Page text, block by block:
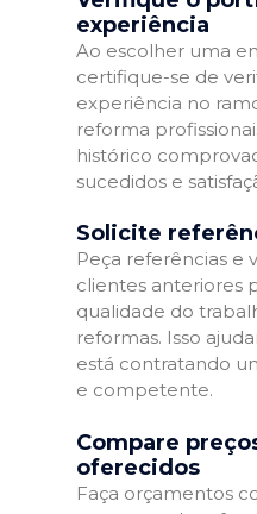
experiência
Ao escolher uma
certifique-se de
experiência no
reforma
histórico
sucedidos e
Solicite
Peça referências e
clientes anteriores
qualidade do
reformas. Isso
está contratando
e competente.
Compare
oferecidos
Faça orçamentos